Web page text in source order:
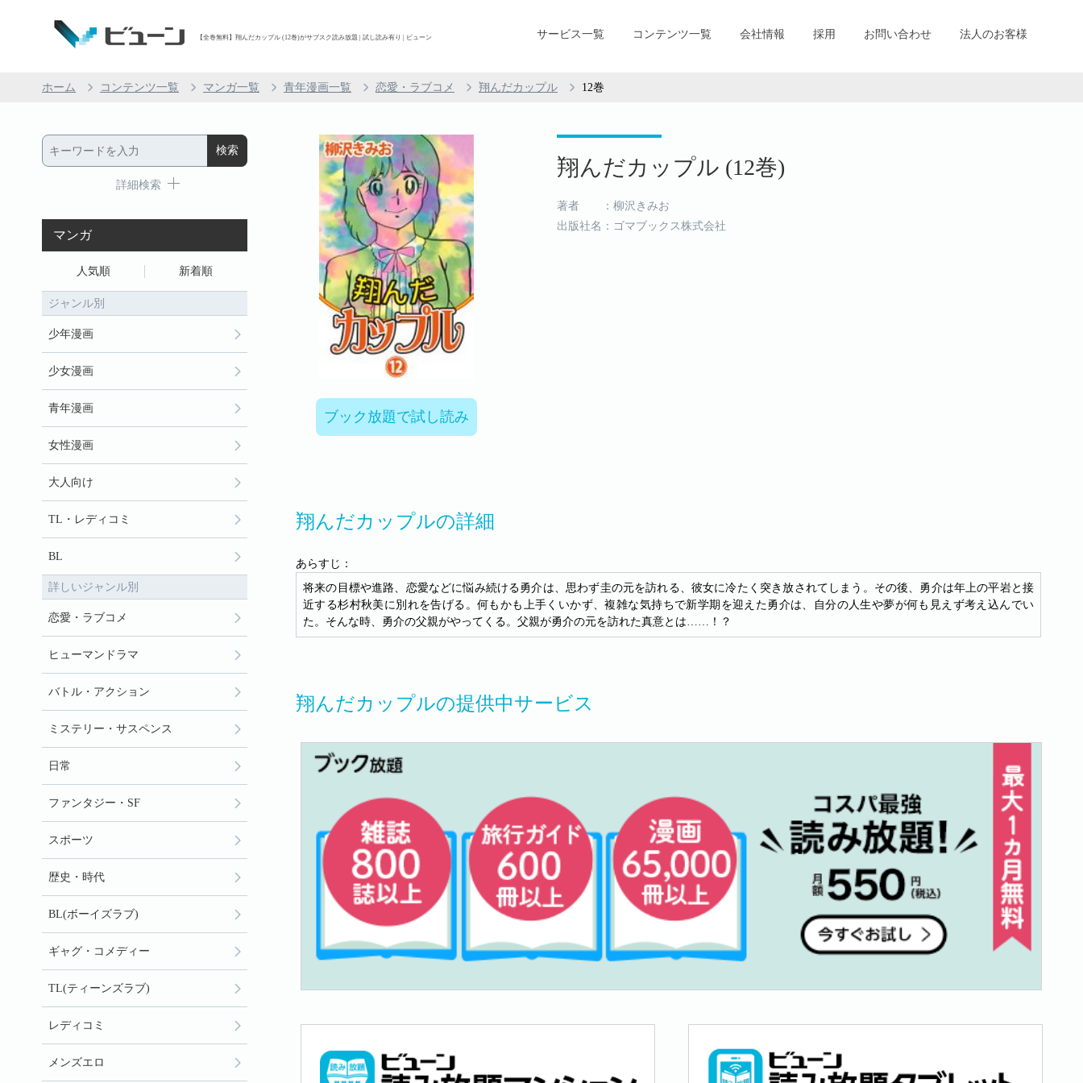
【全巻無料】翔んだカップル (12巻)がサブスク読み放題 | 試し読み有り | ビューン サービス一覧 コンテンツ一覧 会社情報 採用 お問い合わせ 法人のお客様
ホーム コンテンツ一覧 マンガ一覧 青年漫画一覧 恋愛・ラブコメ 翔んだカップル 12巻
ブック放題で試し読み
翔んだカップル (12巻)
著者 ：柳沢きみお
出版社名：ゴマブックス株式会社
翔んだカップルの詳細
あらすじ：
将来の目標や進路、恋愛などに悩み続ける勇介は、思わず圭の元を訪れる、彼女に冷たく突き放されてしまう。その後、勇介は年上の平岩と接
近する杉村秋美に別れを告げる。何もかも上手くいかず、複雑な気持ちで新学期を迎えた勇介は、自分の人生や夢が何も見えず考え込んでい
た。そんな時、勇介の父親がやってくる。父親が勇介の元を訪れた真意とは……！？
翔んだカップルの提供中サービス
詳細検索
マンガ
人気順 新着順
ジャンル別
少年漫画
少女漫画
青年漫画
女性漫画
大人向け
TL・レディコミ
BL
詳しいジャンル別
恋愛・ラブコメ
ヒューマンドラマ
バトル・アクション
ミステリー・サスペンス
日常
ファンタジー・SF
スポーツ
歴史・時代
BL(ボーイズラブ)
ギャグ・コメディー
TL(ティーンズラブ)
レディコミ
メンズエロ